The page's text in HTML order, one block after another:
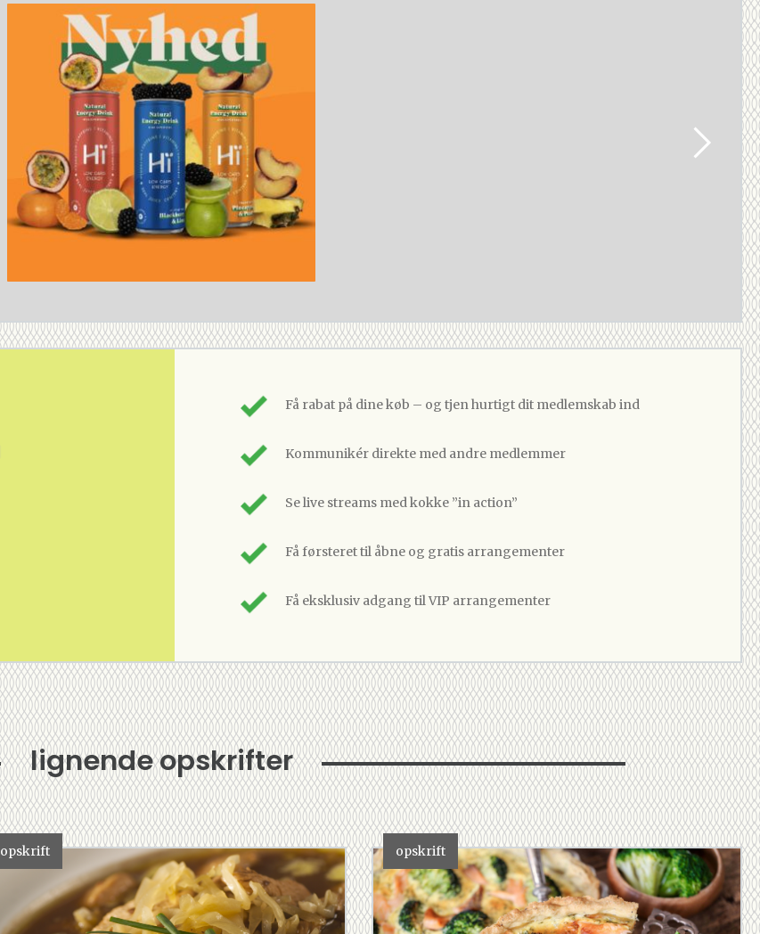
Få rabat på dine køb – og tjen hurtigt dit medlemskab ind
Kommunikér direkte med andre medlemmer
Se live streams med kokke ”in action”
Få førsteret til åbne og gratis arrangementer
Få eksklusiv adgang til VIP arrangementer
lignende opskrifter
opskrift opskrift